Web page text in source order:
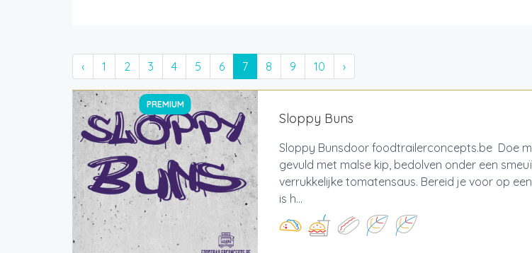
‹ 1 2 3 4 5 6 7 8 9 10 ›
PREMIUM
Sloppy Buns
Sloppy Bunsdoor foodtrailerconcepts.be Doe
gevuld met malse kip, bedolven onder een
verrukkelijke tomatensaus. Bereid je voor op
is h...